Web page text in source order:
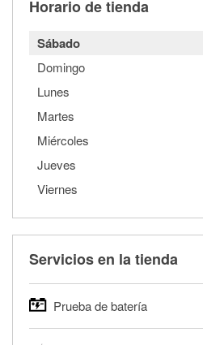
Horario de tienda
Sábado
Domingo
Lunes
Martes
Miércoles
Jueves
Viernes
Servicios en la tienda
Prueba de batería